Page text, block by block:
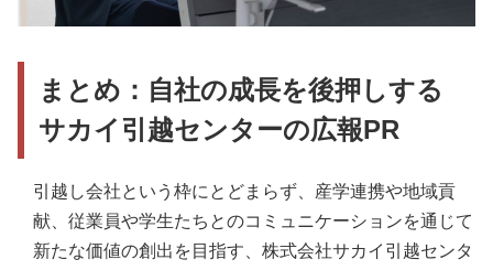
まとめ：自社の成長を後押しする
サカイ引越センターの広報PR
引越し会社という枠にとどまらず、産学連携や地域貢
献、従業員や学生たちとのコミュニケーションを通じて
新たな価値の創出を目指す、株式会社サカイ引越センタ